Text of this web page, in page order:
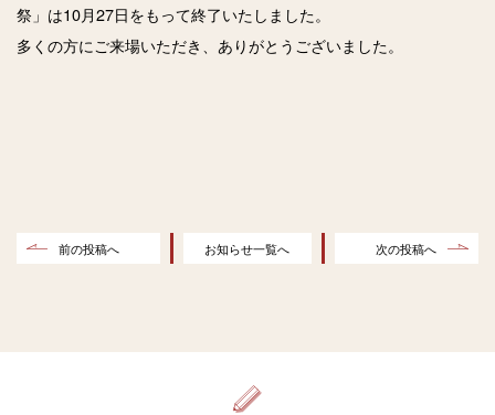
祭」は10月27日をもって終了いたしました。
多くの方にご来場いただき、ありがとうございました。
前の投稿へ お知らせ一覧へ 次の投稿へ